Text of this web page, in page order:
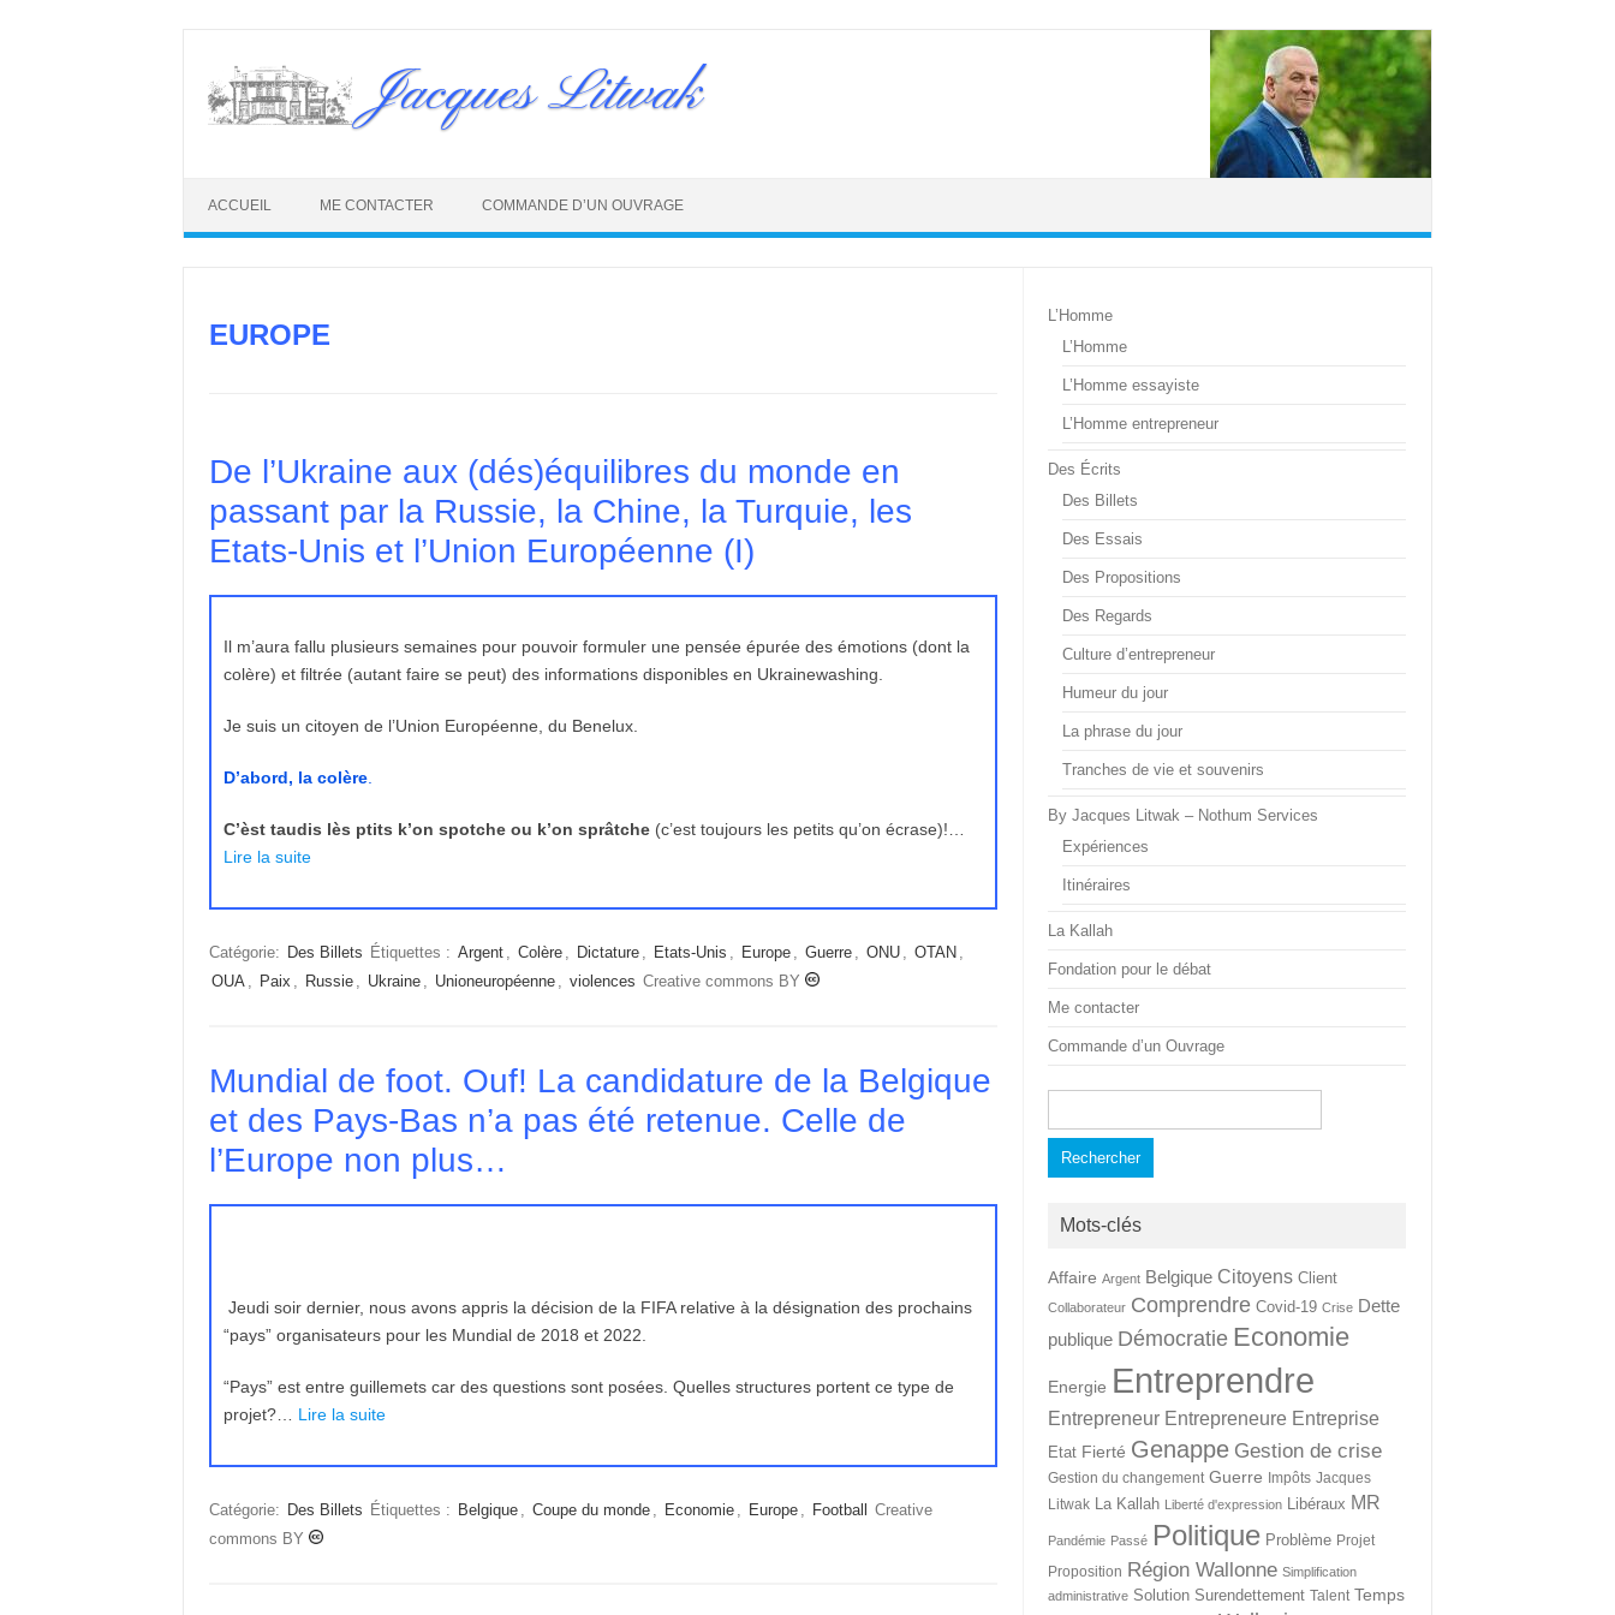
content
Jacques Litwak
ACCUEIL ME CONTACTER COMMANDE D’UN OUVRAGE
EUROPE
De l’Ukraine aux (dés)équilibres du monde en
passant par la Russie, la Chine, la Turquie, les
Etats-Unis et l’Union Européenne (I)
Il m’aura fallu plusieurs semaines pour pouvoir formuler une pensée épurée des émotions (dont la
colère) et filtrée (autant faire se peut) des informations disponibles en Ukrainewashing.
Je suis un citoyen de l’Union Européenne, du Benelux.
D’abord, la colère.
C’èst taudis lès ptits k’on spotche ou k’on sprâtche(c’est toujours les petits qu’on écrase)!…
Lire la suite
Catégorie: Des Billets Étiquettes : Argent , Colère , Dictature , Etats-Unis , Europe , Guerre , ONU , OTAN ,
OUA , Paix , Russie , Ukraine , Unioneuropéenne , violences Creative commons BY
Mundial de foot. Ouf! La candidature de la Belgique
et des Pays-Bas n’a pas été retenue. Celle de
l’Europe non plus…
Jeudi soir dernier, nous avons appris la décision de la FIFA relative à la désignation des prochains
“pays” organisateurs pour les Mundial de 2018 et 2022.
“Pays” est entre guillemets car des questions sont posées. Quelles structures portent ce type de
projet?… Lire la suite
Catégorie: Des Billets Étiquettes : Belgique , Coupe du monde , Economie , Europe , Football
Creative
commons BY
L’Homme
L’Homme
L’Homme essayiste
L’Homme entrepreneur
Des Écrits
Des Billets
Des Essais
Des Propositions
Des Regards
Culture d’entrepreneur
Humeur du jour
La phrase du jour
Tranches de vie et souvenirs
By Jacques Litwak – Nothum Services
Expériences
Itinéraires
La Kallah
Fondation pour le débat
Me contacter
Commande d’un Ouvrage
Mots-clés
Affaire Argent Belgique Citoyens Client
Collaborateur Comprendre Covid-19 Crise Dette
publique Démocratie Economie
Energie Entreprendre
Entrepreneur Entrepreneure Entreprise
Etat Fierté Genappe Gestion de crise
Gestion du changement Guerre Impôts Jacques
Litwak La Kallah Liberté d'expression Libéraux MR
Pandémie Passé Politique Problème Projet
Proposition Région Wallonne Simplification
administrative Solution Surendettement Talent Temps